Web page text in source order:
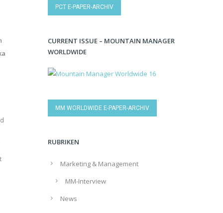
PCT E-PAPER-ARCHIV
CURRENT ISSUE – MOUNTAIN MANAGER
WORLDWIDE
MM WORLDWIDE E-PAPER-ARCHIV
RUBRIKEN
Marketing & Management
MM-Interview
News